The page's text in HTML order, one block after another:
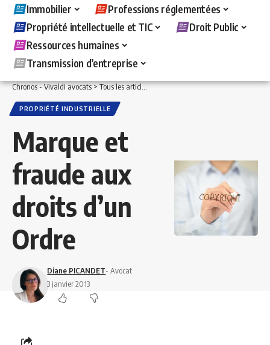
Immobilier
Professions réglementées
Propriété intellectuelle et TIC
Droit Public
Ressources humaines
Transmission d’entreprise
Chronos - Vivaldi avocats>Tous les articles >Propriété intellectuelle et TIC>
PROPRIÉTÉ INDUSTRIELLE
Marque et
fraude aux
droits d’un
Ordre
Diane PICANDET- Avocat
3 janvier 2013